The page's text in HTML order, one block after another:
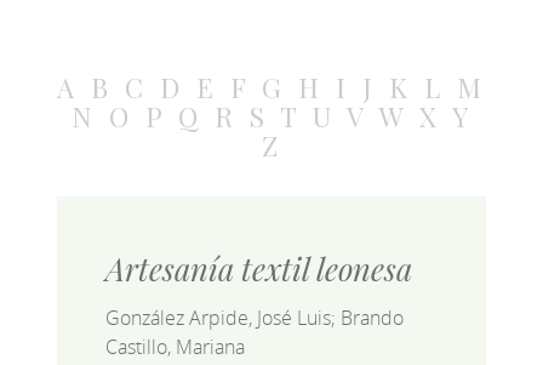
A B C D E F G H I J K L M
N O P Q R S T U V W X Y
Z
Artesanía textil leonesa
González Arpide, José Luis; Brando
Castillo, Mariana